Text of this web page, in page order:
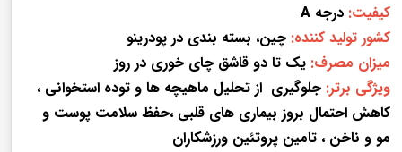
کیفیت: درجه A
کشور تولید کننده: چین، بسته بندی در پودرینو
میزان مصرف: یک تا دو قاشق چای خوری در روز
ویژگی برتر: جلوگیری از تحلیل ماهیچه ها و توده استخوانی ،
کاهش احتمال بروز بیماری های قلبی ،حفظ سلامت پوست و
مو و ناخن ، تامین پروتئین ورزشکاران